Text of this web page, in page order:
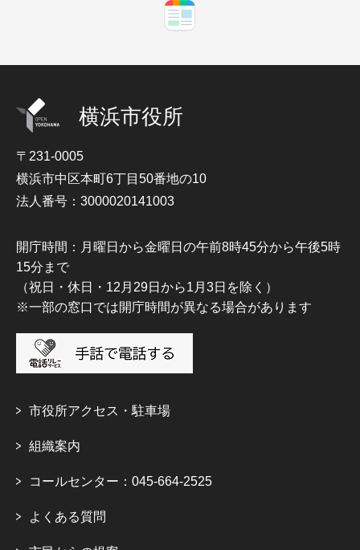
横浜市役所
〒231-0005
横浜市中区本町6丁目50番地の10
法人番号：3000020141003
開庁時間：月曜日から金曜日の午前8時45分から午後5時
15分まで
（祝日・休日・12月29日から1月3日を除く）
※一部の窓口では開庁時間が異なる場合があります
市役所アクセス・駐車場
組織案内
コールセンター：045-664-2525
よくある質問